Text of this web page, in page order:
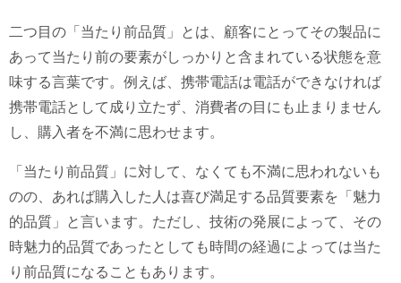
二つ目の「当たり前品質」とは、顧客にとってその製品に
あって当たり前の要素がしっかりと含まれている状態を意
味する言葉です。例えば、携帯電話は電話ができなければ
携帯電話として成り立たず、消費者の目にも止まりません
し、購入者を不満に思わせます。
「当たり前品質」に対して、なくても不満に思われないも
のの、あれば購入した人は喜び満足する品質要素を「魅力
的品質」と言います。ただし、技術の発展によって、その
時魅力的品質であったとしても時間の経過によっては当た
り前品質になることもあります。